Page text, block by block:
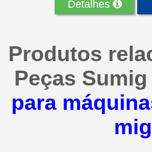
Detalhes
Produtos
Peças Sumig
para
mig